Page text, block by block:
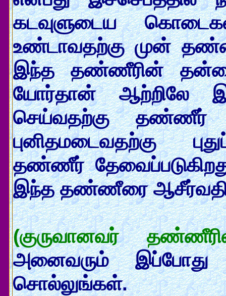
கடவுளுடைய
உண்டாவதற்கு முன்
இந்த தண்ணீரின்
யோர்தான் ஆற்றிலே
செய்வதற்கு தண்ணீர்
புனிதமடைவதற்கு
தண்ணீர்
இந்த தண்ணீரை
(குருவானவர்
அனைவரும்
சொல்லுங்கள்.